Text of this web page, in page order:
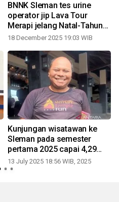
BNNK Sleman tes urine
operator jip Lava Tour
Merapi jelang Natal-Tahun
Baru
18 December 2025 19:03 WIB
Kunjungan wisatawan ke
Sleman pada semester
pertama 2025 capai 4,29
juta
13 July 2025 18:56 WIB, 2025